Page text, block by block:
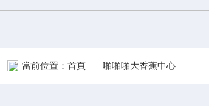
當前位置： 首頁 啪啪啪大香蕉中心